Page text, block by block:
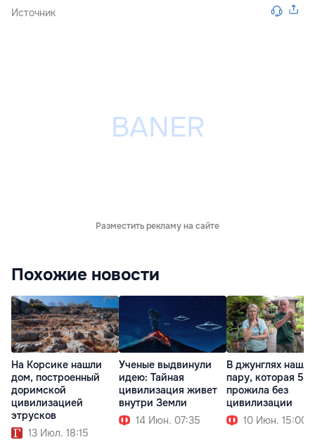
Источник
Разместить рекламу на сайте
Похожие новости
На Корсике нашли
дом, построенный
доримской
цивилизацией
этрусков
13 Июл. 18:15
Ученые выдвинули
идею: Тайная
цивилизация живет
внутри Земли
14 Июн. 07:35
В джунглях нашли
пару, которая 50
прожила без
цивилизации
10 Июн. 15:00